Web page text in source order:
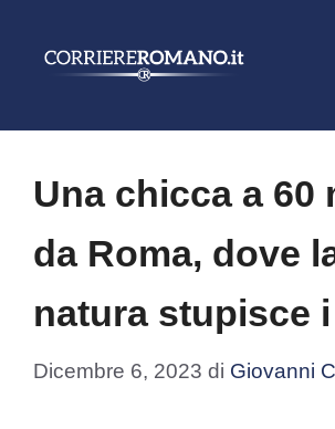
Una chicca a 60
da Roma, dove
natura stupisce
Dicembre 6, 2023 di Giovanni